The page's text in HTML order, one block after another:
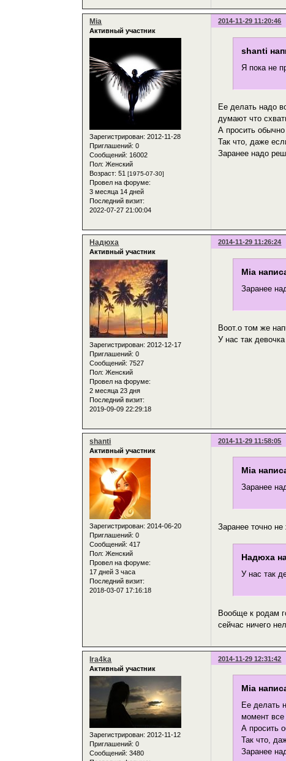
2014-11-29 11:20:46
Mia
Активный участник
Зарегистрирован: 2012-11-28
Приглашений: 0
Сообщений: 16002
Пол: Женский
Возраст: 51[1975-07-30]
Провел на форуме:
3 месяца 14 дней
Последний визит:
2022-07-27 21:00:04
shanti
Я пока не
Ее делать надо
думают что
А просить
Так что, даже
Заранее надо
2014-11-29 11:26:24
Надюха
Активный участник
Зарегистрирован: 2012-12-17
Приглашений: 0
Сообщений: 7527
Пол: Женский
Провел на форуме:
2 месяца 23 дня
Последний визит:
2019-09-09 22:29:18
Mia
Заранее
Воот.о том же
У нас так
2014-11-29 11:58:05
shanti
Активный участник
Зарегистрирован: 2014-06-20
Приглашений: 0
Сообщений: 417
Пол: Женский
Провел на форуме:
17 дней 3 часа
Последний визит:
2018-03-07 17:16:18
Mia
Заранее
Заранее точно
Надюха
У нас так
Вообще к родам
сейчас ничего
2014-11-29 12:31:42
Ira4ka
Активный участник
Зарегистрирован: 2012-11-12
Приглашений: 0
Сообщений: 3480
Mia
Ее делать
момент
А просить
Так что,
Заранее